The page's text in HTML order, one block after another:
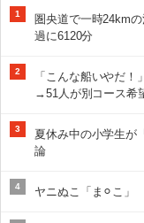
1
圏央道で一時24km
過に6120分
2
「こんな船いやだ！
→51人が別コース希
3
夏休み中の小学生が
論
4 ヤニぬこ「ま⚪︎こ」